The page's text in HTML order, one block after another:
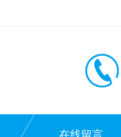
在线留言